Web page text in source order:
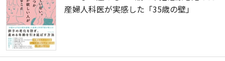
産婦人科医が実感した「35歳の壁」